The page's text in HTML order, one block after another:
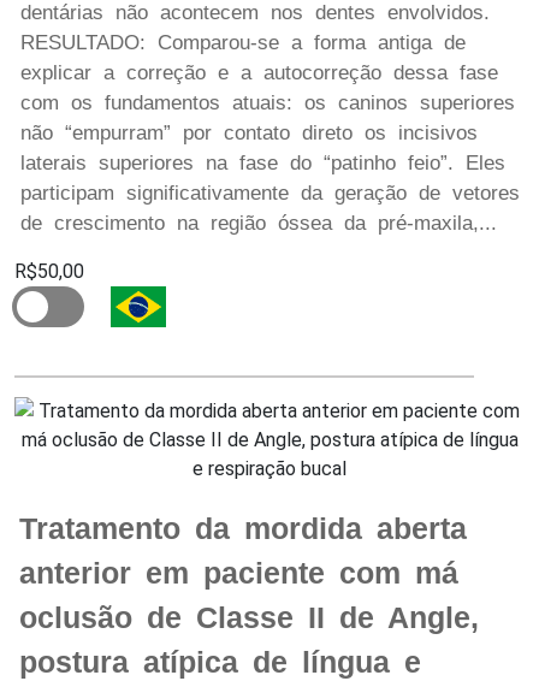
dentárias não acontecem nos dentes envolvidos.
RESULTADO: Comparou-se a forma antiga de
explicar a correção e a autocorreção dessa fase
com os fundamentos atuais: os caninos superiores
não “empurram” por contato direto os incisivos
laterais superiores na fase do “patinho feio”. Eles
participam significativamente da geração de vetores
de crescimento na região óssea da pré-maxila,...
R$50,00
Tratamento da mordida aberta
anterior em paciente com má
oclusão de Classe II de Angle,
postura atípica de língua e